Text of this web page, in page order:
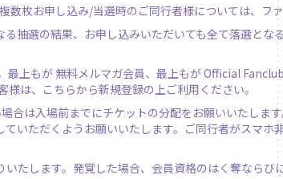
数枚お申し込み/当選時のご同行者様については、フ
抽選の結果、お申し込みいただいても全て落選と
最上もが 無料メルマガ会員、最上もが Official
は、 こちらから新規登録の上ご利用ください。
合は入場前までにチケットの分配をお願いいたし
いただくようお願いいたします。ご同行者がスマ
たします。発覚した場合、会員資格のはく奪なら